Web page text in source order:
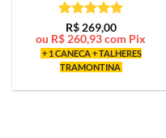
Avaliação5
de 5
R$269,00
ou R$ 260,93com Pix
+ 1 CANECA + TALHERES
TRAMONTINA